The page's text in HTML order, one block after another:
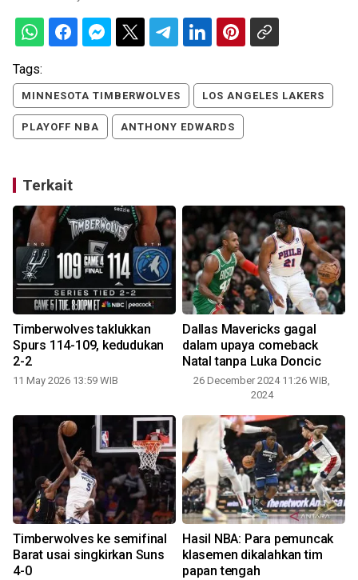
Tags:
MINNESOTA TIMBERWOLVES LOS ANGELES LAKERS
PLAYOFF NBA ANTHONY EDWARDS
Terkait
Timberwolves taklukkan
Spurs 114-109, kedudukan
2-2
11 May 2026 13:59 WIB
Dallas Mavericks gagal
dalam upaya comeback
Natal tanpa Luka Doncic
26 December 2024 11:26 WIB,
2024
Timberwolves ke semifinal
Barat usai singkirkan Suns
4-0
Hasil NBA: Para pemuncak
klasemen dikalahkan tim
papan tengah